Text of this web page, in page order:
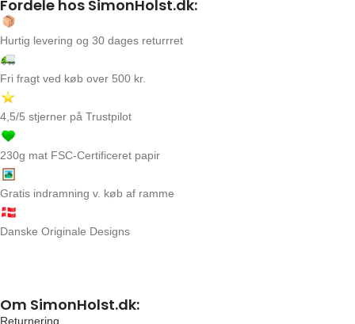
Fordele hos SimonHolst.dk:
Hurtig levering og 30 dages returrret
Fri fragt ved køb over 500 kr.
4,5/5 stjerner på Trustpilot
230g mat FSC-Certificeret papir
Gratis indramning v. køb af ramme
Danske Originale Designs
Om SimonHolst.dk:
Returnering